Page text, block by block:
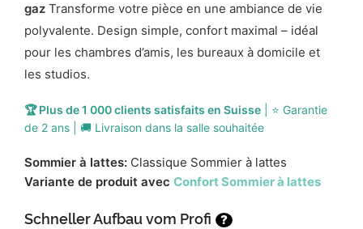
gaz Transforme votre pièce en une ambiance de vie
polyvalente. Design simple, confort maximal – idéal
pour les chambres d’amis, les bureaux à domicile et
les studios.
🏆 Plus de 1 000 clients satisfaits en Suisse | ⭐ Garantie
de 2 ans | 🚚 Livraison dans la salle souhaitée
Sommier à lattes: Classique Sommier à lattes
Variante de produit avec Confort Sommier à lattes
Schneller Aufbau vom Profi ?